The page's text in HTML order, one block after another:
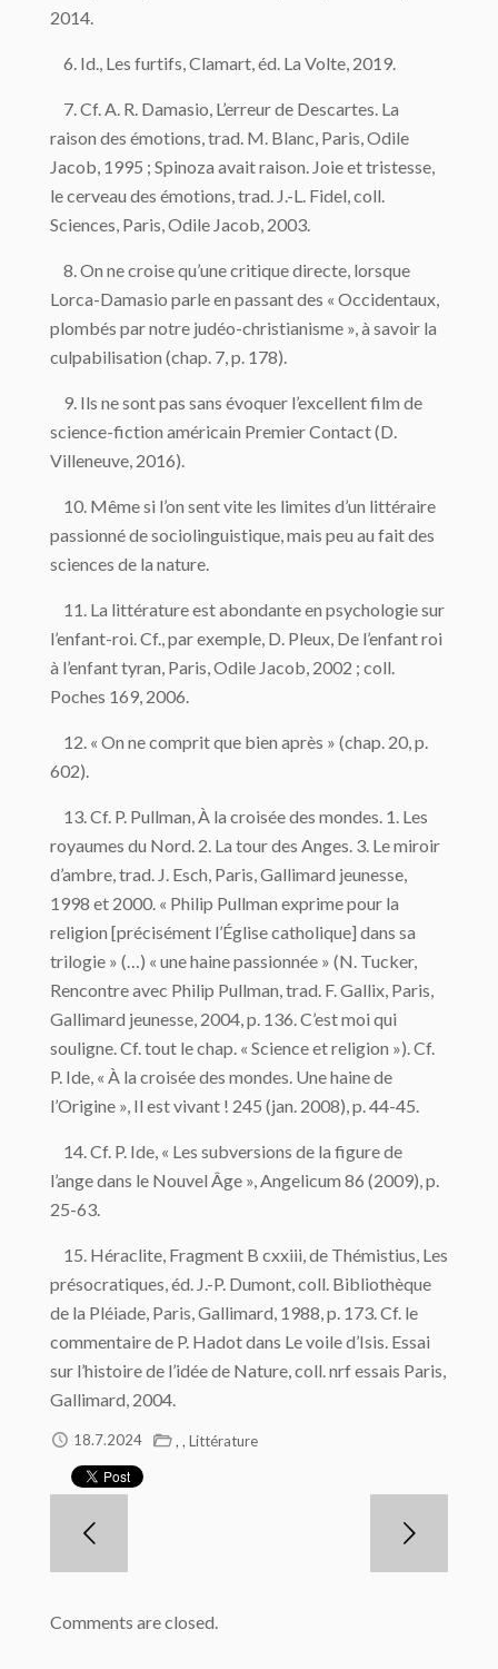
2014.
6. Id., Les furtifs, Clamart, éd. La Volte, 2019.
7. Cf. A. R. Damasio, L’erreur de Descartes. La
raison des émotions, trad. M. Blanc, Paris, Odile
Jacob, 1995 ; Spinoza avait raison. Joie et tristesse,
le cerveau des émotions, trad. J.-L. Fidel, coll.
Sciences, Paris, Odile Jacob, 2003.
8. On ne croise qu’une critique directe, lorsque
Lorca-Damasio parle en passant des « Occidentaux,
plombés par notre judéo-christianisme », à savoir la
culpabilisation (chap. 7, p. 178).
9. Ils ne sont pas sans évoquer l’excellent film de
science-fiction américain Premier Contact (D.
Villeneuve, 2016).
10. Même si l’on sent vite les limites d’un littéraire
passionné de sociolinguistique, mais peu au fait des
sciences de la nature.
11. La littérature est abondante en psychologie sur
l’enfant-roi. Cf., par exemple, D. Pleux, De l’enfant roi
à l’enfant tyran, Paris, Odile Jacob, 2002 ; coll.
Poches 169, 2006.
12. « On ne comprit que bien après » (chap. 20, p.
602).
13. Cf. P. Pullman, À la croisée des mondes. 1. Les
royaumes du Nord. 2. La tour des Anges. 3. Le miroir
d’ambre, trad. J. Esch, Paris, Gallimard jeunesse,
1998 et 2000. « Philip Pullman exprime pour la
religion [précisément l’Église catholique] dans sa
trilogie » (…) « une haine passionnée » (N. Tucker,
Rencontre avec Philip Pullman, trad. F. Gallix, Paris,
Gallimard jeunesse, 2004, p. 136. C’est moi qui
souligne. Cf. tout le chap. « Science et religion »). Cf.
P. Ide, « À la croisée des mondes. Une haine de
l’Origine », Il est vivant ! 245 (jan. 2008), p. 44-45.
14. Cf. P. Ide, « Les subversions de la figure de
l’ange dans le Nouvel Âge », Angelicum 86 (2009), p.
25-63.
15. Héraclite, Fragment B cxxiii, de Thémistius, Les
présocratiques, éd. J.-P. Dumont, coll. Bibliothèque
de la Pléiade, Paris, Gallimard, 1988, p. 173. Cf. le
commentaire de P. Hadot dans Le voile d’Isis. Essai
sur l’histoire de l’idée de Nature, coll. nrf essais Paris,
Gallimard, 2004.
18.7.2024 , , Littérature
Comments are closed.